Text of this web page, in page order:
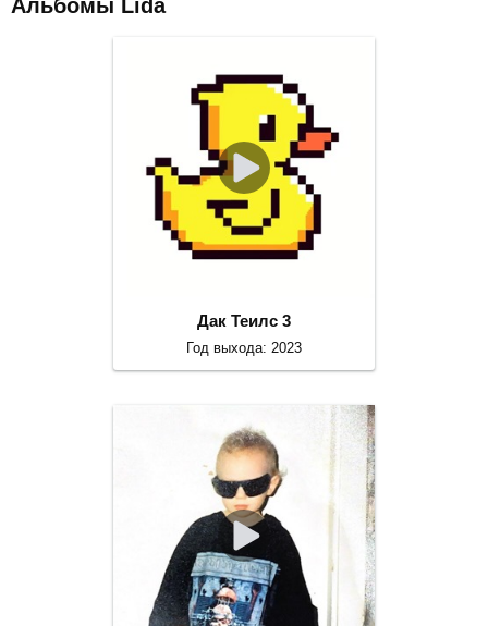
Альбомы Lida
Дак Теилс 3
Год выхода: 2023